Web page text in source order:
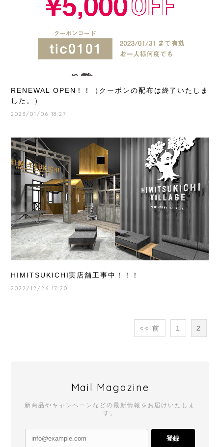
RENEWAL OPEN！！（クーポンの配布は終了いたしま
した。）
2023/01/06 18:27
HIMITSUKICHI実店舗工事中！！！
2022/12/26 17:20
<< 前 1 2
Mail Magazine
新商品やキャンペーンなどの最新情報をお届けいたしま
す。
登録